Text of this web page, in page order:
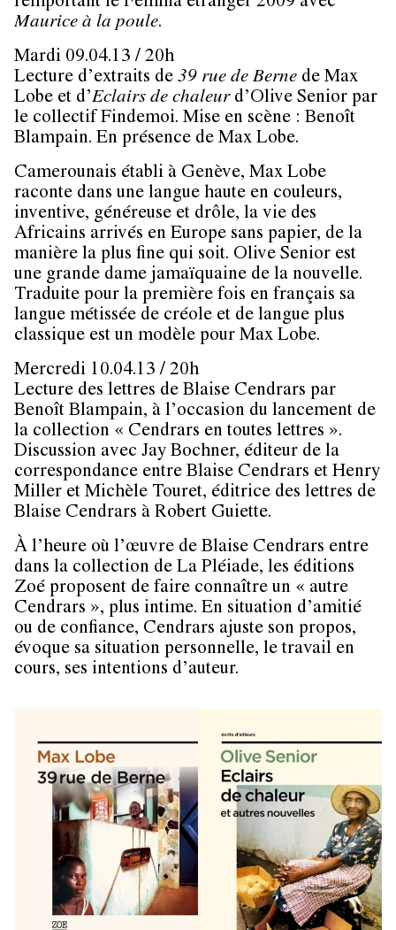
Maurice à la poule.
Mardi 09.04.13 / 20h
Lecture d’extraits de 39 rue de Berne de Max
Lobe et d’Eclairs de chaleurd’Olive Senior par
le collectif Findemoi. Mise en scène : Benoît
Blampain. En présence de Max Lobe.
Camerounais établi à Genève, Max Lobe
raconte dans une langue haute en couleurs,
inventive, généreuse et drôle, la vie des
Africains arrivés en Europe sans papier, de la
manière la plus fine qui soit. Olive Senior est
une grande dame jamaïquaine de la nouvelle.
Traduite pour la première fois en français sa
langue métissée de créole et de langue plus
classique est un modèle pour Max Lobe.
Mercredi 10.04.13 / 20h
Lecture des lettres de Blaise Cendrars par
Benoît Blampain, à l’occasion du lancement de
la collection « Cendrars en toutes lettres ».
Discussion avec Jay Bochner, éditeur de la
correspondance entre Blaise Cendrars et Henry
Miller et Michèle Touret, éditrice des lettres de
Blaise Cendrars à Robert Guiette.
À l’heure où l’œuvre de Blaise Cendrars entre
dans la collection de La Pléiade, les éditions
Zoé proposent de faire connaître un « autre
Cendrars », plus intime. En situation d’amitié
ou de confiance, Cendrars ajuste son propos,
évoque sa situation personnelle, le travail en
cours, ses intentions d’auteur.